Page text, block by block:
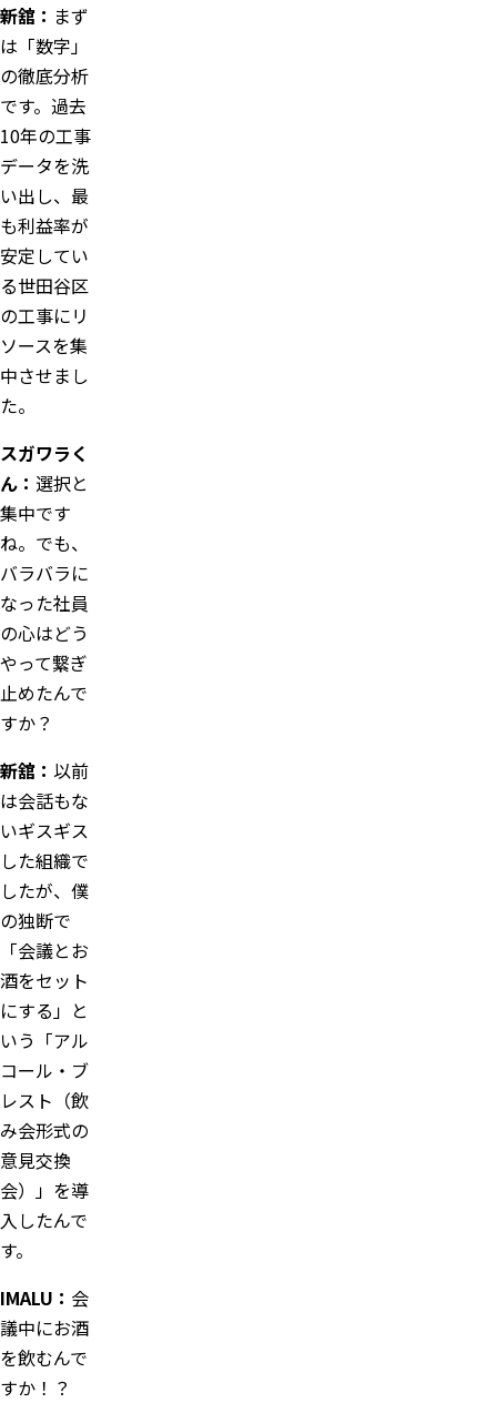
新舘： まず
は「数字」
の徹底分析
です。過去
10年の工事
データを洗
い出し、最
も利益率が
安定してい
る世田谷区
の工事にリ
ソースを集
中させまし
た。
スガワラく
ん： 選択と
集中です
ね。でも、
バラバラに
なった社員
の心はどう
やって繋ぎ
止めたんで
すか？
新舘： 以前
は会話もな
いギスギス
した組織で
したが、僕
の独断で
「会議とお
酒をセット
にする」と
いう「アル
コール・ブ
レスト（飲
み会形式の
意見交換
会）」を導
入したんで
す。
IMALU ： 会
議中にお酒
を飲むんで
すか！？